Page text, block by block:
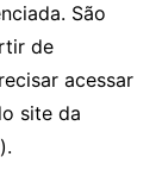
São
de
acessar
site da
).